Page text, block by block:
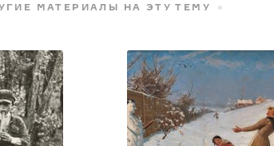
МАТЕРИАЛЫ НА ЭТУ ТЕМУ